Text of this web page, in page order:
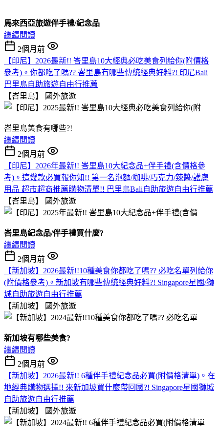
馬來西亞旅遊伴手禮/紀念品
繼續閱讀
2個月前
【印尼】2026最新!! 峇里島10大經典必吃美食列給你(附價格
參考)。你都吃了嗎?? 峇里島有哪些傳統經典好料?! 印尼Bali
巴里島自助旅遊自由行推薦
【峇里島】
國外旅遊
峇里島美食有哪些?!
繼續閱讀
2個月前
【印尼】2026年最新!! 峇里島10大紀念品+伴手禮(含價格參
考)。這幾款必買報你知!! 第一名泡麵/咖啡/巧克力/辣醬/護膚
用品 超市超商推薦購物清單!! 巴里島Bali自助旅遊自由行推薦
【峇里島】
國外旅遊
峇里島紀念品/伴手禮買什麼?
繼續閱讀
2個月前
【新加坡】2026最新!!10種美食你都吃了嗎?? 必吃名單列給你
(附價格參考)。新加坡有哪些傳統經典好料?! Singapore星國/獅
城自助旅遊自由行推薦
【新加坡】
國外旅遊
新加坡有哪些美食?
繼續閱讀
2個月前
【新加坡】2026最新!! 6種伴手禮紀念品必買(附價格清單)。在
地經典購物選擇!! 來新加坡買什麼帶回國?! Singapore星國獅城
自助旅遊自由行推薦
【新加坡】
國外旅遊